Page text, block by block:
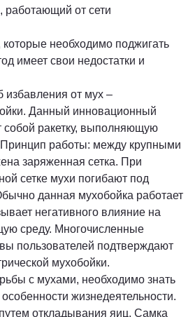
работающий от сети
необходимо поджигать
имеет свои недостатки и
от мух –
Данный инновационный
собой ракетку, выполняющую
работы: между крупными
заряженная сетка. При
сетке мухи погибают под
данная мухобойка работает
негативного влияние на
среду. Многочисленные
пользователей подтверждают
мухобойки.
с мухами, необходимо знать
жизнедеятельности.
откладывания яиц. Самка